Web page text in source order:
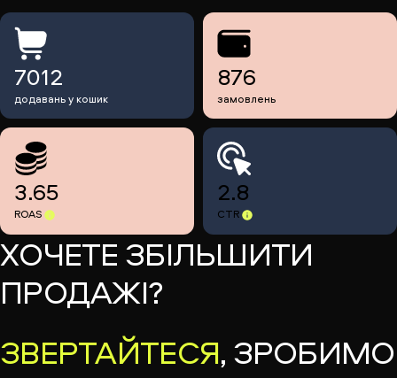
7012
додавань у кошик
876
замовлень
3.65
ROAS
2.8
CTR
ХОЧЕТЕ ЗБІЛЬШИТИ
ПРОДАЖІ?
ЗВЕРТАЙТЕСЯ, ЗРОБИМО